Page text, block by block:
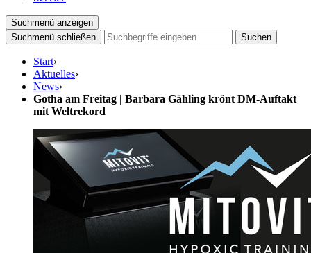
Suchmenü anzeigen
Suchmenü schließen
Suchen
Start›
Aktuelles›
News›
Gotha am Freitag | Barbara Gähling krönt DM-Auftakt
mit Weltrekord